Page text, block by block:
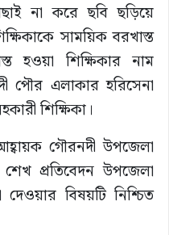
না করে ছবি ছড়িয়ে
সাময়িক বরখাস্ত
হওয়া শিক্ষিকার নাম
পৌর এলাকার হরিসেনা
শিক্ষিকা।
গৌরনদী উপজেলা
প্রতিবেদন উপজেলা
দেওয়ার বিষয়টি নিশ্চিত